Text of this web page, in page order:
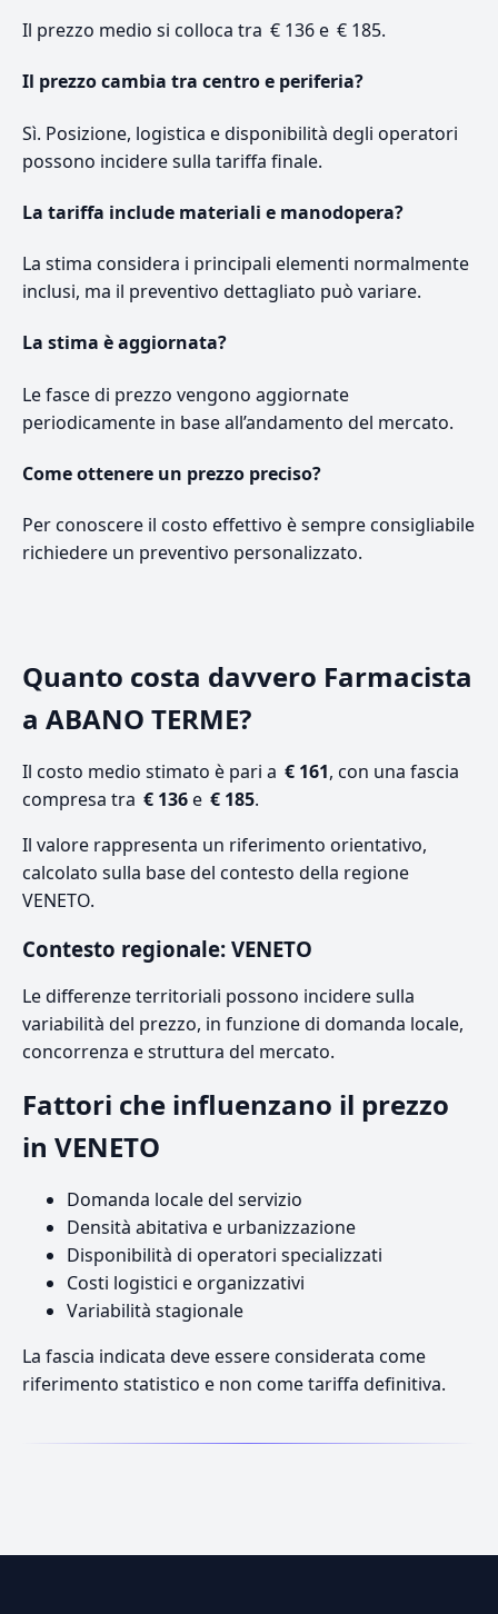
Il prezzo medio si colloca tra € 136 e € 185.
Il prezzo cambia tra centro e periferia?
Sì. Posizione, logistica e disponibilità degli operatori
possono incidere sulla tariffa finale.
La tariffa include materiali e manodopera?
La stima considera i principali elementi normalmente
inclusi, ma il preventivo dettagliato può variare.
La stima è aggiornata?
Le fasce di prezzo vengono aggiornate
periodicamente in base all’andamento del mercato.
Come ottenere un prezzo preciso?
Per conoscere il costo effettivo è sempre consigliabile
richiedere un preventivo personalizzato.
Quanto costa davvero Farmacista
a ABANO TERME?
Il costo medio stimato è pari a € 161, con una fascia
compresa tra € 136e € 185.
Il valore rappresenta un riferimento orientativo,
calcolato sulla base del contesto della regione
VENETO.
Contesto regionale: VENETO
Le differenze territoriali possono incidere sulla
variabilità del prezzo, in funzione di domanda locale,
concorrenza e struttura del mercato.
Fattori che influenzano il prezzo
in VENETO
Domanda locale del servizio
Densità abitativa e urbanizzazione
Disponibilità di operatori specializzati
Costi logistici e organizzativi
Variabilità stagionale
La fascia indicata deve essere considerata come
riferimento statistico e non come tariffa definitiva.